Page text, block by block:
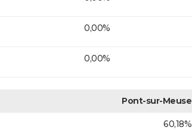
0,00%
0,00%
Pont-sur-Meuse
60,18%